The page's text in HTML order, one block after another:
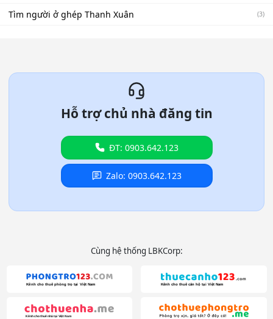
Tìm người ở ghép Thanh Xuân (3)
Hỗ trợ chủ nhà đăng tin
ĐT: 0903.642.123
Zalo: 0903.642.123
Cùng hệ thống LBKCorp: